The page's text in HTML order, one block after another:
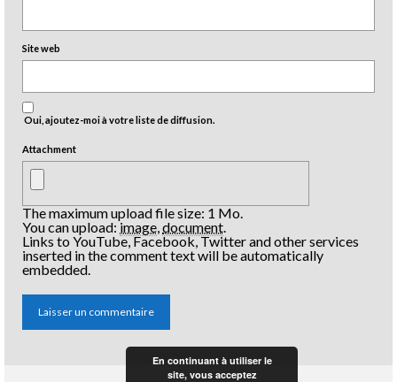
Site web
Oui, ajoutez-moi à votre liste de diffusion.
Attachment
The maximum upload file size: 1 Mo.
You can upload:image document
Links to YouTube, Facebook, Twitter and other services
inserted in the comment text will be automatically
embedded.
En continuant à utiliser le
site, vous acceptez